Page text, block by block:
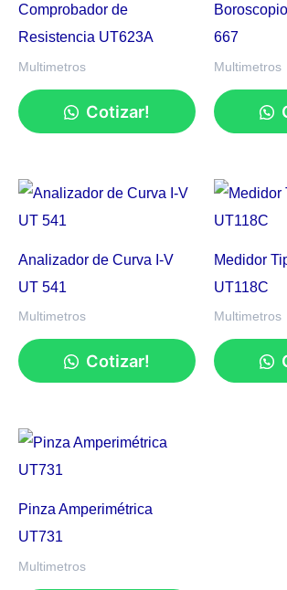
Comprobador de
Resistencia UT623A
Multimetros
Cotizar!
667
Multimetros
Analizador de Curva I-V
UT 541
Multimetros
Cotizar!
Medidor
UT118C
Multimetros
Pinza Amperimétrica
UT731
Multimetros